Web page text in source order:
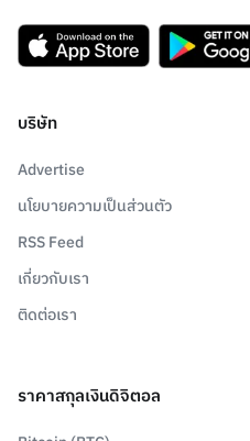
บริษัท
Advertise
นโยบายความเป็นส่วนตัว
RSS Feed
เกี่ยวกับเรา
ติดต่อเรา
ราคาสกุลเงินดิจิตอล